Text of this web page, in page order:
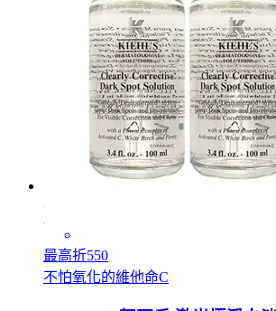
最高折550
不怕氧化的維他命C